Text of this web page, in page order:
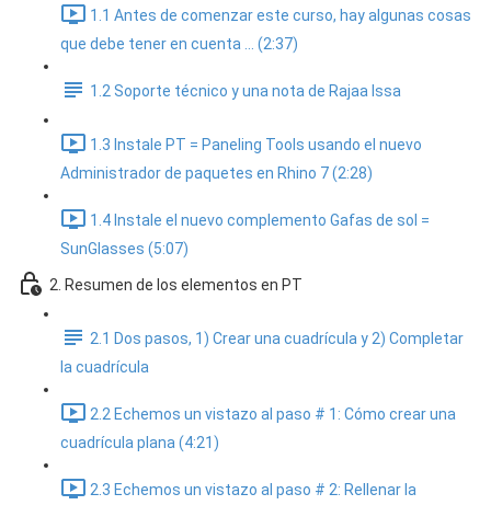
1.1 Antes de comenzar este curso, hay algunas cosas
que debe tener en cuenta ... (2:37)
1.2 Soporte técnico y una nota de Rajaa Issa
1.3 Instale PT = Paneling Tools usando el nuevo
Administrador de paquetes en Rhino 7 (2:28)
1.4 Instale el nuevo complemento Gafas de sol =
SunGlasses (5:07)
2. Resumen de los elementos en PT
2.1 Dos pasos, 1) Crear una cuadrícula y 2) Completar
la cuadrícula
2.2 Echemos un vistazo al paso # 1: Cómo crear una
cuadrícula plana (4:21)
2.3 Echemos un vistazo al paso # 2: Rellenar la